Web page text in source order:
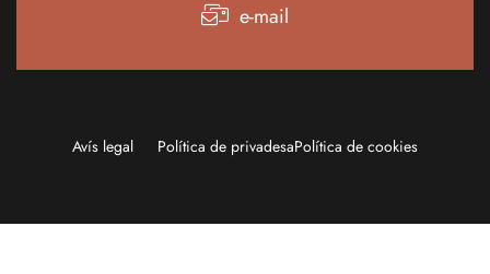
e-mail
Avís legal Política de privadesaPolítica de cookies